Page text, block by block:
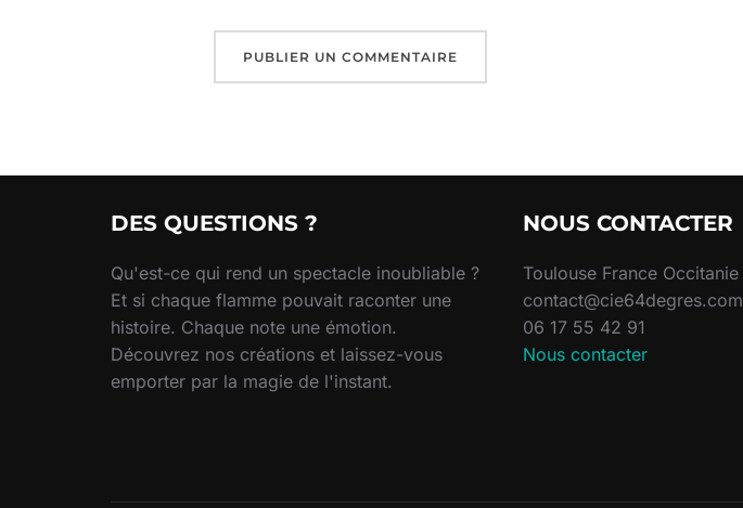
DES QUESTIONS ?
Qu'est-ce qui rend un spectacle inoubliable ?
Et si chaque flamme pouvait raconter une
histoire. Chaque note une émotion.
Découvrez nos créations et laissez-vous
emporter par la magie de l'instant.
NOUS CONTACTER
Toulouse France Occitanie
contact@cie64degres.com
06 17 55 42 91
Nous contacter